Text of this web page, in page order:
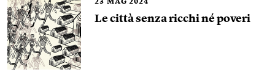
23 MAG 2024
Le città senza ricchi né poveri